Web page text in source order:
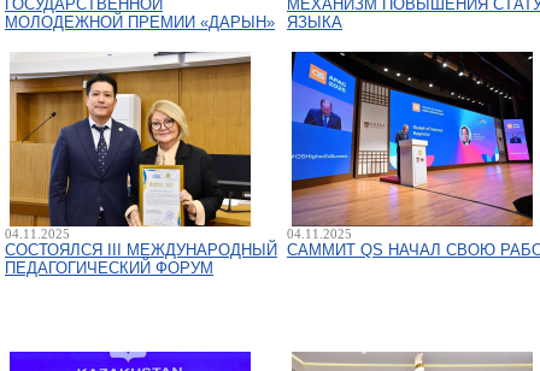
ГОСУДАРСТВЕННОЙ
МОЛОДЕЖНОЙ ПРЕМИИ «ДАРЫН»
МЕХАНИЗМ ПОВЫШЕНИЯ
ЯЗЫКА
04.11.2025
СОСТОЯЛСЯ III МЕЖДУНАРОДНЫЙ
ПЕДАГОГИЧЕСКИЙ ФОРУМ
04.11.2025
САММИТ QS НАЧАЛ СВОЮ